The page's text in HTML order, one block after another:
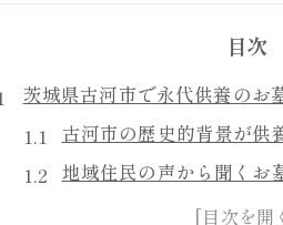
目次
茨城県古河市で永代供養のお
古河市の歴史的背景が供
地域住民の声から聞くお
永代供養の新たなトレン